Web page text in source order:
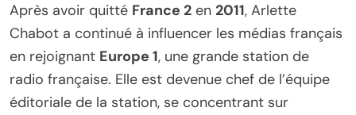
Après avoir quitté France 2 en 2011, Arlette
Chabot a continué à influencer les médias français
en rejoignant Europe 1, une grande station de
radio française. Elle est devenue chef de l’équipe
éditoriale de la station, se concentrant sur